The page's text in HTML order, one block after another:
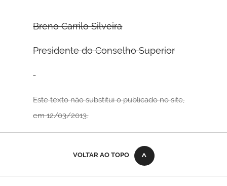
Breno Carrilo Silveira
Presidente do Conselho Superior
Este texto não substitui o publicado no site,
em 12/03/2013.
VOLTAR AO TOPO